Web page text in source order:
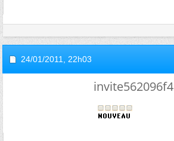
24/01/2011, 22h03
invite562096f4